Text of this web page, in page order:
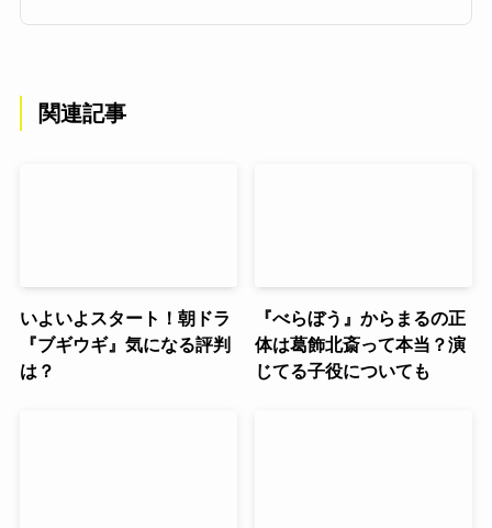
関連記事
いよいよスタート！朝ドラ
『ブギウギ』気になる評判
は？
『べらぼう』からまるの正
体は葛飾北斎って本当？演
じてる子役についても